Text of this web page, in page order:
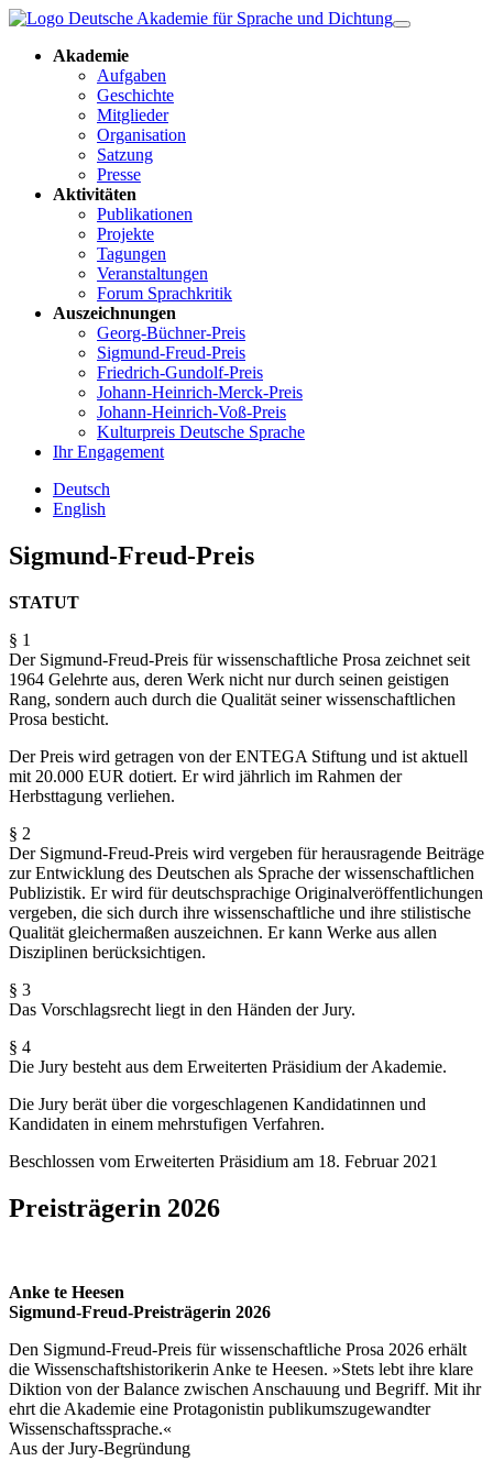
Akademie
Aufgaben
Geschichte
Mitglieder
Organisation
Satzung
Presse
Aktivitäten
Publikationen
Projekte
Tagungen
Veranstaltungen
Forum Sprachkritik
Auszeichnungen
Georg-Büchner-Preis
Sigmund-Freud-Preis
Friedrich-Gundolf-Preis
Johann-Heinrich-Merck-Preis
Johann-Heinrich-Voß-Preis
Kulturpreis Deutsche Sprache
Ihr Engagement
Deutsch
English
Sigmund-Freud-Preis
STATUT
§ 1
Der Sigmund-Freud-Preis für wissenschaftliche Prosa zeichnet seit
1964 Gelehrte aus, deren Werk nicht nur durch seinen geistigen
Rang, sondern auch durch die Qualität seiner wissenschaftlichen
Prosa besticht.
Der Preis wird getragen von der ENTEGA Stiftung und ist aktuell
mit 20.000 EUR dotiert. Er wird jährlich im Rahmen der
Herbsttagung verliehen.
§ 2
Der Sigmund-Freud-Preis wird vergeben für herausragende Beiträge
zur Entwicklung des Deutschen als Sprache der wissenschaftlichen
Publizistik. Er wird für deutschsprachige Originalveröffentlichungen
vergeben, die sich durch ihre wissenschaftliche und ihre stilistische
Qualität gleichermaßen auszeichnen. Er kann Werke aus allen
Disziplinen berücksichtigen.
§ 3
Das Vorschlagsrecht liegt in den Händen der Jury.
§ 4
Die Jury besteht aus dem Erweiterten Präsidium der Akademie.
Die Jury berät über die vorgeschlagenen Kandidatinnen und
Kandidaten in einem mehrstufigen Verfahren.
Beschlossen vom Erweiterten Präsidium am 18. Februar 2021
Preisträgerin 2026
Anke te Heesen
Sigmund-Freud-Preisträgerin 2026
Den Sigmund-Freud-Preis für wissenschaftliche Prosa 2026 erhält
die Wissenschaftshistorikerin Anke te Heesen. »Stets lebt ihre klare
Diktion von der Balance zwischen Anschauung und Begriff. Mit ihr
ehrt die Akademie eine Protagonistin publikums­zugewandter
Wissenschaftssprache.«
Aus der Jury-Begründung